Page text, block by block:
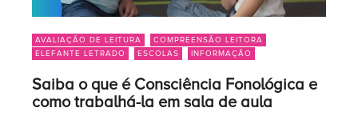
AVALIAÇÃO DE LEITURA
COMPREENSÃO LEITORA
ELEFANTE LETRADO
ESCOLAS INFORMAÇÃO
Saiba o que é Consciência Fonológica e
como trabalhá-la em sala de aula